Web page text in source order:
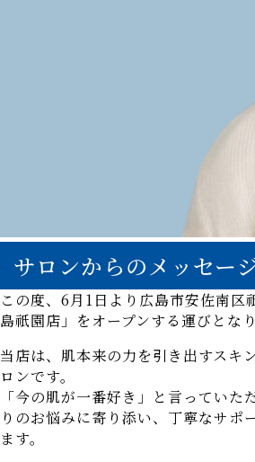
サロンからのメッセー
この度、6月1日より広島市安佐南
島祇園店」をオープンする運びとなり
当店は、肌本来の力を引き出すスキ
ロンです。
「今の肌が一番好き」と言っていた
りのお悩みに寄り添い、丁寧なサポ
ます。